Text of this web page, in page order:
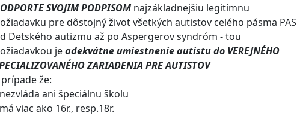
SVOJIM PODPISOM najzákladnejšiu legitímnu
pre dôstojný život všetkých autistov celého pásma PAS
Detského autizmu až po Aspergerov syndróm - tou
jeadekvátne umiestnenie autistu do VEREJNÉHO
ZARIADENIA PRE AUTISTOV
že:
ani špeciálnu školu
viac ako 16r., resp.18r.